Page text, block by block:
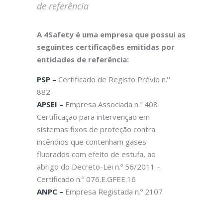
de referência
A 4Safety é uma empresa que possui as
seguintes certificações emitidas por
entidades de referência:
PSP – Certificado de Registo Prévio n.º
882
APSEI – Empresa Associada n.º 408
Certificação para intervenção em
sistemas fixos de proteção contra
incêndios que contenham gases
fluorados com efeito de estufa, ao
abrigo do Decreto-Lei n.º 56/2011 –
Certificado n.º 076.E.GFEE.16
ANPC – Empresa Registada n.º 2107